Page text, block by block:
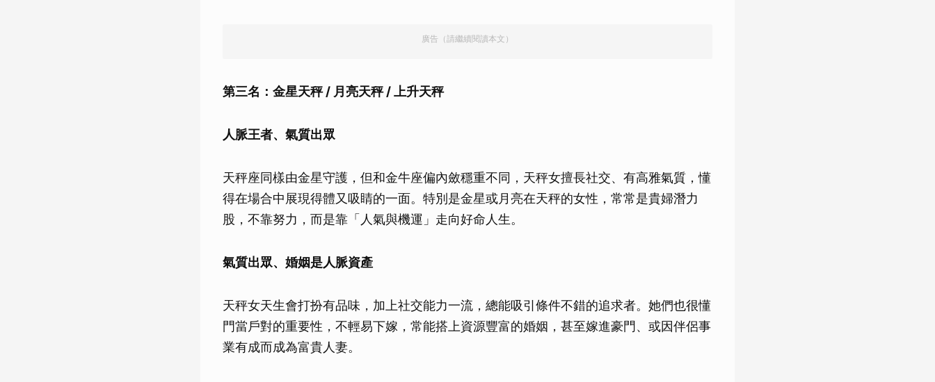
廣告（請繼續閱讀本文）
第三名：金星天秤 / 月亮天秤 / 上升天秤
人脈王者、氣質出眾
天秤座同樣由金星守護，但和金牛座偏內斂穩重不同，天秤女擅長社交、有高雅氣質，懂
得在場合中展現得體又吸睛的一面。特別是金星或月亮在天秤的女性，常常是貴婦潛力
股，不靠努力，而是靠「人氣與機運」走向好命人生。
氣質出眾、婚姻是人脈資產
天秤女天生會打扮有品味，加上社交能力一流，總能吸引條件不錯的追求者。她們也很懂
門當戶對的重要性，不輕易下嫁，常能搭上資源豐富的婚姻，甚至嫁進豪門、或因伴侶事
業有成而成為富貴人妻。